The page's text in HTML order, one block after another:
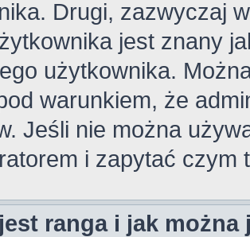
Drugi, zazwyczaj
jest znany
użytkownika.
warunkiem, że
Jeśli nie można
i zapytać czym
ranga i jak można